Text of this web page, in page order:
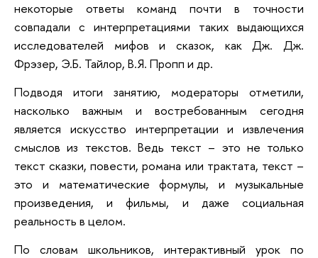
некоторые ответы команд почти в точности
совпадали с интерпретациями таких выдающихся
исследователей мифов и сказок, как Дж. Дж.
Фрэзер, Э.Б. Тайлор, В.Я. Пропп и др.
Подводя итоги занятию, модераторы отметили,
насколько важным и востребованным сегодня
является искусство интерпретации и извлечения
смыслов из текстов. Ведь текст – это не только
текст сказки, повести, романа или трактата, текст –
это и математические формулы, и музыкальные
произведения, и фильмы, и даже социальная
реальность в целом.
По словам школьников, интерактивный урок по